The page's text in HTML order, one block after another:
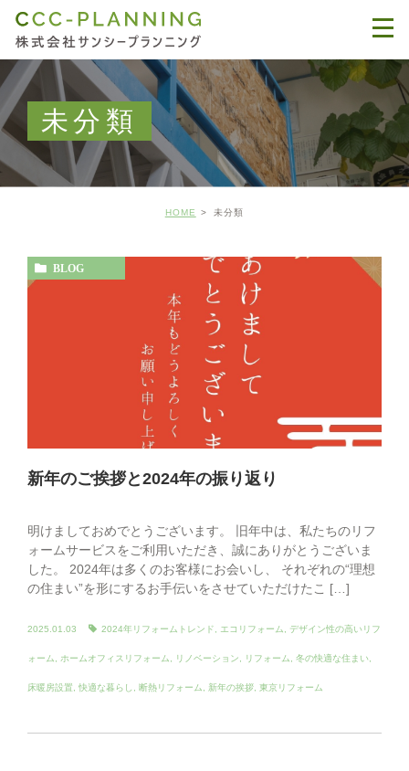
未分類
HOME 未分類
BLOG
新年のご挨拶と2024年の振り返り
明けましておめでとうございます。 旧年中は、私たちのリフ
ォームサービスをご利用いただき、誠にありがとうございま
した。 2024年は多くのお客様にお会いし、 それぞれの“理想
の住まい”を形にするお手伝いをさせていただけたこ […]
2025.01.03 2024年リフォームトレンド, エコリフォーム, デザイン性の高いリフ
ォーム, ホームオフィスリフォーム, リノベーション, リフォーム, 冬の快適な住まい,
床暖房設置, 快適な暮らし , 断熱リフォーム, 新年の挨拶, 東京リフォーム